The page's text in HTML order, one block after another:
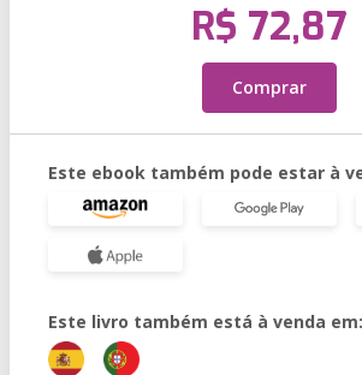
R$ 72,87
Comprar
Este ebook também pode estar à
Este livro também está à venda em: